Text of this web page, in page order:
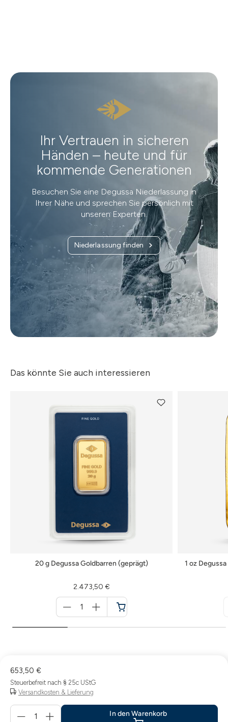
Ihr Vertrauen in sicheren
Händen – heute und für
kommende Generationen
Besuchen Sie eine Degussa Niederlassung in
Ihrer Nähe und sprechen Sie persönlich mit
unseren Experten.
Niederlassung finden
Das könnte Sie auch interessieren
20 g Degussa Goldbarren (geprägt)
2.473,50 €
für
Warenkorb
1 oz
653,50 €
Steuerbefreit nach § 25c UStG
Versandkosten & Lieferung
In den Warenkorb